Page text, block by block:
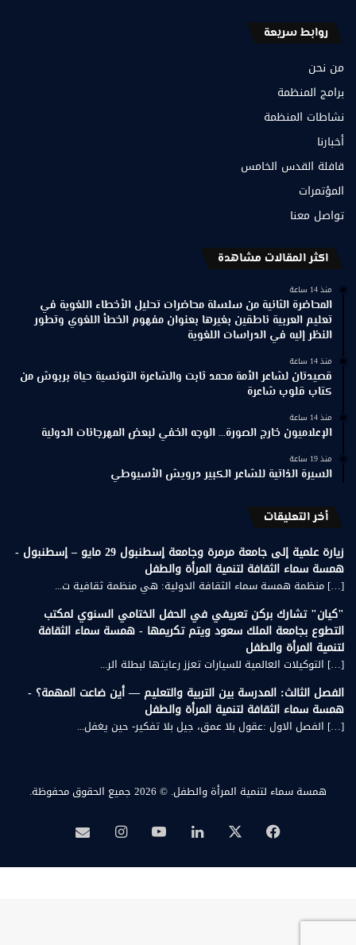
روابط سريعة
من نحن
برامج المنظمة
نشاطات المنظمة
أخبارنا
قافلة القدس الخامس
المؤتمرات
تواصل معنا
اكثر المقالات مشاهدة
منذ 14 ساعة
المحاضرة الثانية من سلسلة محاضرات تحليل الأخطاء اللغوية في
تعليم العربية ناطقين بغيرها بعنوان مفهوم الخطأ اللغوي وتطور
النظر إليه في الدراسات اللغوية
منذ 14 ساعة
قصيدتان لشاعر الأمة محمد ثابت والشاعرة التونسية حياة بربوش من
كتاب قلوب شاعرة
منذ 14 ساعة
الإعلاميون خارج الصورة… الوجه الخفي لبعض المهرجانات الدولية
منذ 19 ساعة
السيرة الذاتية للشاعر الكبير درويش الأسيوطي
أخر التعليقات
زيارة علمية إلى جامعة مرمرة وجامعة إسطنبول 29 مايو – إسطنبول -
همسة سماء الثقافة لتنمية المرأة والطفل
[…] منظمة همسة سماء الثقافة الدولية: هي منظمة ثقافية ت...
"كيان" تشارك بركن تعريفي في الحفل الختامي السنوي لمكتب
التطوع بجامعة الملك سعود ويتم تكريمها - همسة سماء الثقافة
لتنمية المرأة والطفل
[…] التوكيلات العالمية للسيارات تعزز رعايتها لبطلة الر...
الفصل الثالث: المدرسة بين التربية والتعليم — أين ضاعت المهمة؟ -
همسة سماء الثقافة لتنمية المرأة والطفل
[…] الفصل الاول :عقول بلا عمق، جيل بلا تفكير- حين يغفل...
همسة سماء لتنمية المرأة والطفل. © 2026 جميع الحقوق محفوظة.
فيسبوك لينكدإن‫YouTubeانستقرامبريد
همسة